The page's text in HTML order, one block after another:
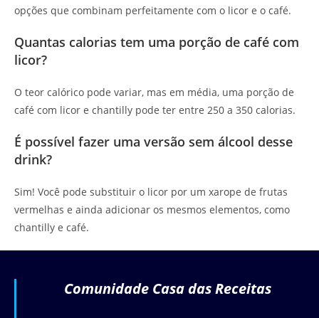
opções que combinam perfeitamente com o licor e o café.
Quantas calorias tem uma porção de café com
licor?
O teor calórico pode variar, mas em média, uma porção de
café com licor e chantilly pode ter entre 250 a 350 calorias.
É possível fazer uma versão sem álcool desse
drink?
Sim! Você pode substituir o licor por um xarope de frutas
vermelhas e ainda adicionar os mesmos elementos, como
chantilly e café.
Comunidade Casa das Receitas